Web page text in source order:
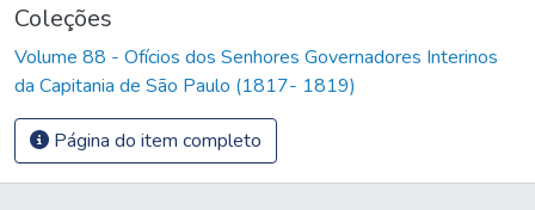
Coleções
Volume 88 - Ofícios dos Senhores Governadores Interinos
da Capitania de São Paulo (1817- 1819)
Página do item completo